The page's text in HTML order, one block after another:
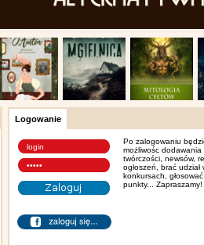
Logowanie
Po zalogowaniu
możliwośc dodawania
twórczości, newsów,
ogłoszeń, brać udział
konkursach,
punkty... Zapraszamy!